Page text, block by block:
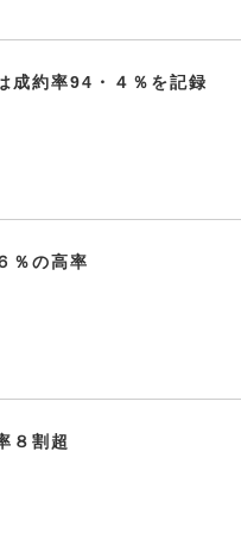
成約率94・４％を記録
％の高率
８割超